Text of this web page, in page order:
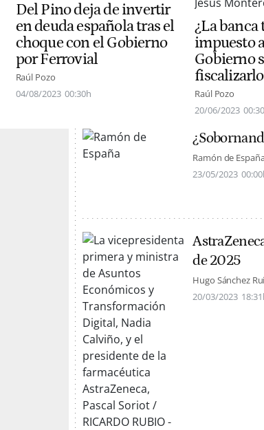
Del Pino deja de invertir
en deuda española tras el
choque con el Gobierno
por Ferrovial
Raúl Pozo
04/08/2023 00:30h
¿La banca
impuesto
Gobierno
fiscalizarlo
Raúl Pozo
20/06/2023
Ramón de
23/05/2023
de 2025
Hugo Sánchez
20/03/2023